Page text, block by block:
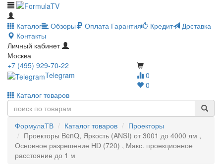
Каталог Обзоры Оплата Гарантия Кредит
Доставка
Контакты
Личный кабинет
Москва
0
0
+7 (495) 929-70-22
Telegram
Каталог товаров
ФормулаТВ Каталог товаров
Проекторы
Проекторы BenQ, Яркость (ANSI) от 3001 до 4000 лм ,
Основное разрешение HD (720) , Макс. проекционное
расстояние до 1 м